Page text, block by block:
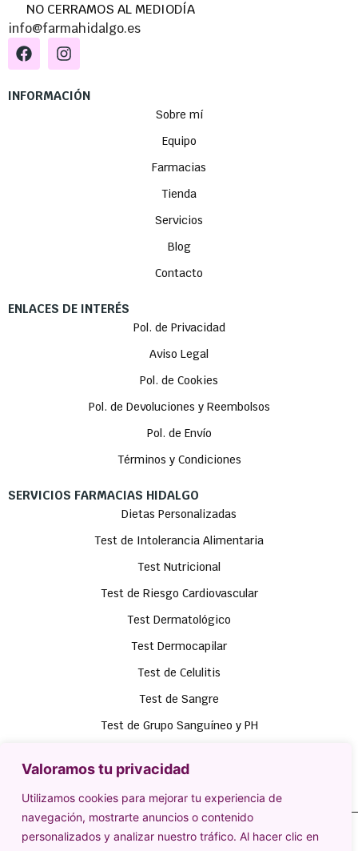
Valoramos tu privacidad
Utilizamos cookies para mejorar tu experiencia de
navegación, mostrarte anuncios o contenido
personalizados y analizar nuestro tráfico. Al hacer clic en
NO CERRAMOS AL MEDIODÍA
info@farmahidalgo.es
INFORMACIÓN
Sobre mí
Equipo
Farmacias
Tienda
Servicios
Blog
Contacto
ENLACES DE INTERÉS
Pol. de Privacidad
Aviso Legal
Pol. de Cookies
Pol. de Devoluciones y Reembolsos
Pol. de Envío
Términos y Condiciones
SERVICIOS FARMACIAS HIDALGO
Dietas Personalizadas
Test de Intolerancia Alimentaria
Test Nutricional
Test de Riesgo Cardiovascular
Test Dermatológico
Test Dermocapilar
Test de Celulitis
Test de Sangre
Test de Grupo Sanguíneo y PH
Método 12
© 2025 Farmacias Hidalgo S.L. Diseñado porLead-In